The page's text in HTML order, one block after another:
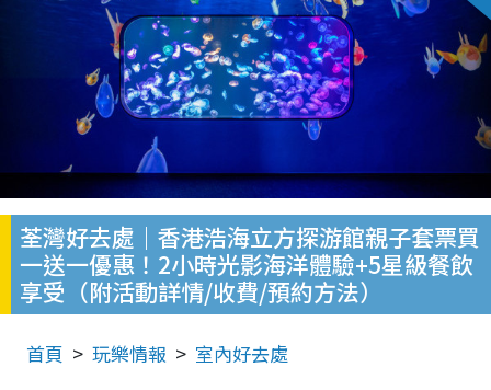
荃灣好去處｜香港浩海立方探游館親子套票買
一送一優惠！2小時光影海洋體驗+5星級餐飲
享受（附活動詳情/收費/預約方法）
首頁 玩樂情報 室內好去處